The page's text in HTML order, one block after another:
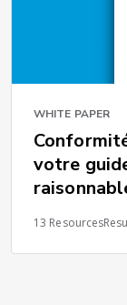
WHITE PAPER
votre
13